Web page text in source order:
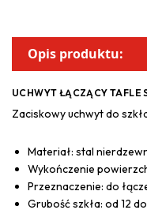
Opis produktu:
UCHWYT ŁĄCZĄCY TAFLE
Zaciskowy uchwyt do
Materiał: stal
Wykończenie
Przeznaczenie: do
Grubość szkła: od 12